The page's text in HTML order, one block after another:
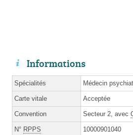
Informations
Spécialités Médecin
Carte vitale Acceptée
Convention Secteur 2, avec
N° RPPS 10000901040